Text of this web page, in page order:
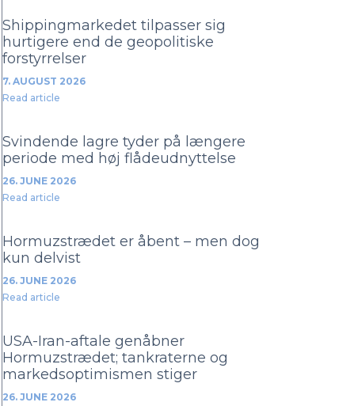
Shippingmarkedet tilpasser sig
hurtigere end de geopolitiske
forstyrrelser
7. AUGUST 2026
Read article
Svindende lagre tyder på længere
periode med høj flådeudnyttelse
26. JUNE 2026
Read article
Hormuzstrædet er åbent – men dog
kun delvist
26. JUNE 2026
Read article
USA-Iran-aftale genåbner
Hormuzstrædet; tankraterne og
markedsoptimismen stiger
26. JUNE 2026